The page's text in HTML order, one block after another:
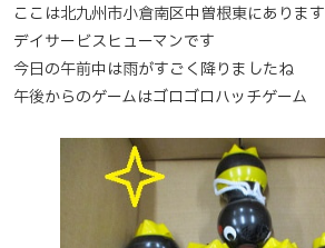
ここは北九州市小倉南区中曽根東にあります
デイサービスヒューマンです
今日の午前中は雨がすごく降りましたね
午後からのゲームはゴロゴロハッチゲーム